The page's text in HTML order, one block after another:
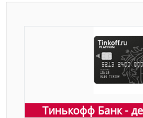
Тинькофф Банк -